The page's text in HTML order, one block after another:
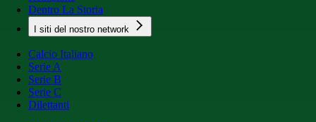
Dentro La Storia
I siti del nostro network
Calcio Italiano
Serie A
Serie B
Serie C
Dilettanti